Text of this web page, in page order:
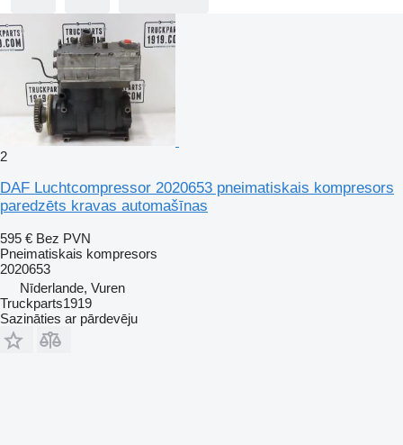
2
DAF Luchtcompressor 2020653 pneimatiskais kompresors
paredzēts kravas automašīnas
595 € Bez PVN
Pneimatiskais kompresors
2020653
Nīderlande, Vuren
Truckparts1919
Sazināties ar pārdevēju